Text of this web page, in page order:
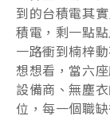
到的台積電其
積電，剩一點
一路衝到楠梓
想想看，當六
設備商、無塵
位，每一個職